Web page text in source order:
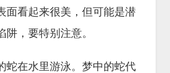
面看起来很美，但可能是潜
阱，要特别注意。
蛇在水里游泳。梦中的蛇代